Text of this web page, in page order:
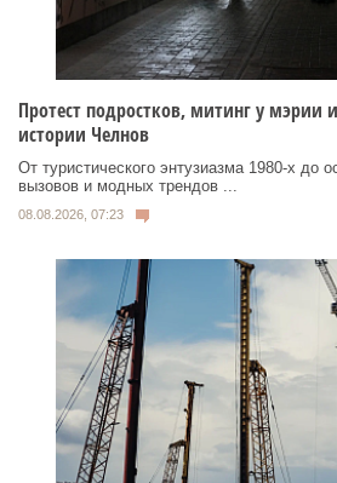
Протест подростков, митинг у мэрии
истории Челнов
От туристического энтузиазма 1980‑х до
вызовов и модных трендов ...
08.08.2026, 07:23